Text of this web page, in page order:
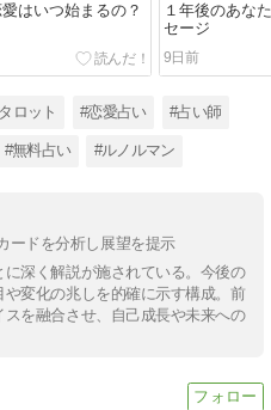
はいつ始まるの？
１年後のあな
セージ
9日前
ロット #恋愛占い #占い師
#無料占い #ルノルマン
ードを分析し展望を提示
深く解説が施されている。今後の
変化の兆しを的確に示す構成。前
を融合させ、自己成長や未来への